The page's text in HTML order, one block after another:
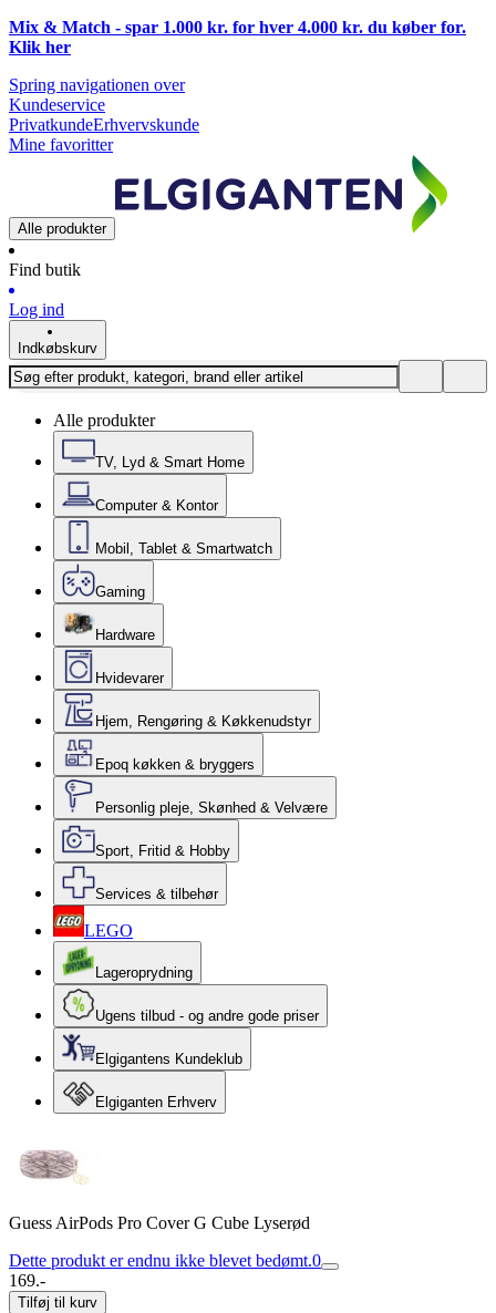
Mix & Match - spar 1.000 kr. for hver 4.000 kr. du køber for.
Klik her
Spring navigationen over
Kundeservice
PrivatkundeErhvervskunde
Mine favoritter
Alle produkter
Find butik
Log ind
Indkøbskurv
Alle produkter
TV, Lyd & Smart Home
Computer & Kontor
Mobil, Tablet & Smartwatch
Gaming
Hardware
Hvidevarer
Hjem, Rengøring & Køkkenudstyr
Epoq køkken & bryggers
Personlig pleje, Skønhed & Velvære
Sport, Fritid & Hobby
Services & tilbehør
LEGO
Lageroprydning
Ugens tilbud - og andre gode priser
Elgigantens Kundeklub
Elgiganten Erhverv
Guess AirPods Pro Cover G Cube Lyserød
Dette produkt er endnu ikke blevet bedømt.0
169.-
Tilføj til kurv